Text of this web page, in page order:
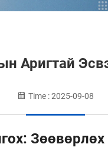
Аригтай
Time : 2025-09-08
Зөөвөрлөх